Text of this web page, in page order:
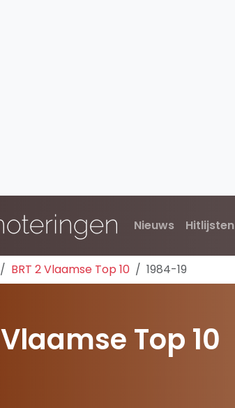
Nieuws Hitlijsten
BRT 2 Vlaamse Top 10 1984-19
Vlaamse Top 10